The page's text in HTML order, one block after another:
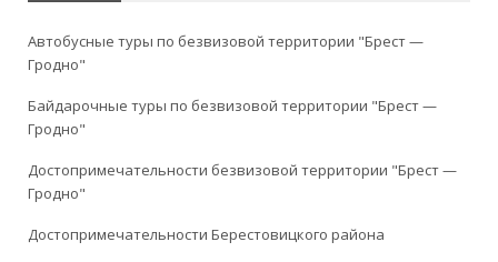
Автобусные туры по безвизовой территории "Брест —
Гродно"
Байдарочные туры по безвизовой территории "Брест —
Гродно"
Достопримечательности безвизовой территории "Брест —
Гродно"
Достопримечательности Берестовицкого района